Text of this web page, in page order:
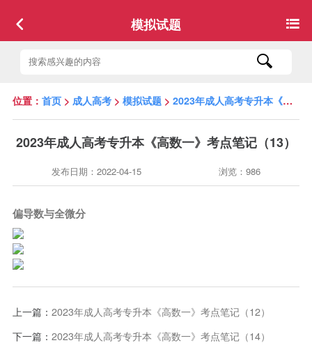
模拟试题
位置： 首页> 成人高考> 模拟试题> 2023年成人高考专升本《高数一》考点笔记（13）
2023年成人高考专升本《高数一》考点笔记（13）
发布日期：2022-04-15 浏览：986
偏导数与全微分
上一篇： 2023年成人高考专升本《高数一》考点笔记（12）
下一篇： 2023年成人高考专升本《高数一》考点笔记（14）